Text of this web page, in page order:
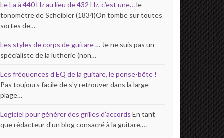
Le La à 440 Hz au lieu de 432 Hz, c’est une…le
tonomètre de Scheibler (1834)On tombe sur toutes
sortes de…
Les styles de corps de guitare … Je ne suis pas un
spécialiste de la lutherie (non…
Les fréquences d’EQ de la guitare, le pense-bête !
Pas toujours facile de s'y retrouver dans la large
plage…
Logiciel pour générer des grilles d’accords En tant
que rédacteur d'un blog consacré à la guitare,…